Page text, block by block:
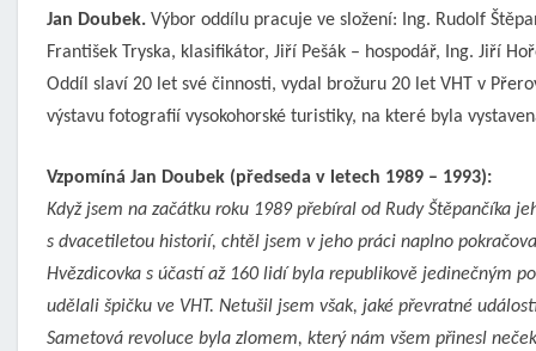
Jan Doubek. Výbor oddílu pracuje ve složení: Ing. Rudolf
František Tryska, klasifikátor, Jiří Pešák – hospodář, Ing. Jiří
Oddíl slaví 20 let své činnosti, vydal brožuru 20 let VHT v
výstavu fotografií vysokohorské turistiky, na které byla
Vzpomíná Jan Doubek (předseda v letech 1989 – 1993):
Když jsem na začátku roku 1989 přebíral od Rudy Štěpančíka
s dvacetiletou historií, chtěl jsem v jeho práci naplno
Hvězdicovka s účastí až 160 lidí byla republikově jedinečným
udělali špičku ve VHT. Netušil jsem však, jaké převratné
Sametová revoluce byla zlomem, který nám všem přinesl